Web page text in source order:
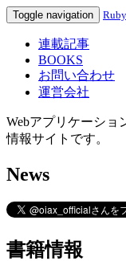
Toggle navigation
連載記事
BOOKS
お問い合わせ
運営会社
Webアプリケーショ
情報サイトです。
News
書籍情報